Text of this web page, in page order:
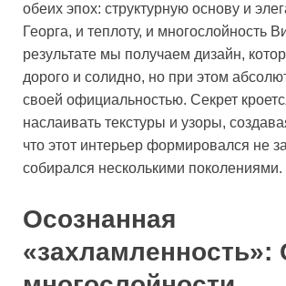
обеих эпох: структурную основу и
Георга, и теплоту, и многослойность
результате мы получаем дизайн,
дорого и солидно, но при этом
своей официальностью. Секрет
наслаивать текстуры и узоры,
что этот интерьер формировался не
собирался несколькими поколениями.
Осознанная
«захламленность»: